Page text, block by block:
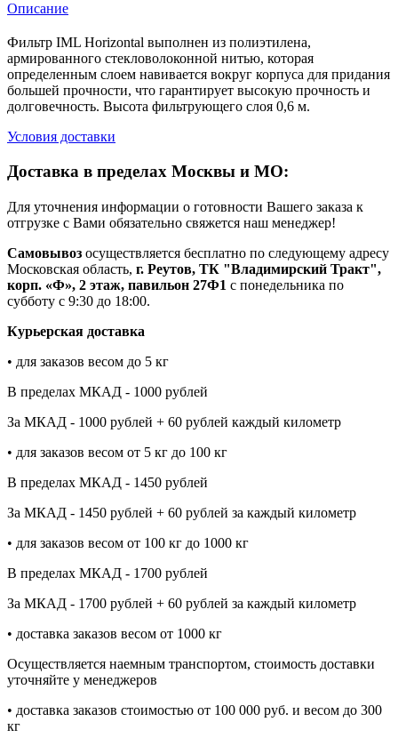
Описание
Фильтр IML Horizontal выполнен из полиэтилена,
армированного стекловолоконной нитью, которая
определенным слоем навивается вокруг корпуса для придания
большей прочности, что гарантирует высокую прочность и
долговечность. Высота фильтрующего слоя 0,6 м.
Условия доставки
Доставка в пределах Москвы и МО:
Для уточнения информации о готовности Вашего заказа к
отгрузке с Вами обязательно свяжется наш менеджер!
Самовывоз осуществляется бесплатно по следующему адресу
Московская область, г. Реутов, ТК "Владимирский Тракт",
корп. «Ф», 2 этаж, павильон 27Ф1 с понедельника по
субботу с 9:30 до 18:00.
Курьерская доставка
• для заказов весом до 5 кг
В пределах МКАД - 1000 рублей
За МКАД - 1000 рублей + 60 рублей каждый километр
• для заказов весом от 5 кг до 100 кг
В пределах МКАД - 1450 рублей
За МКАД - 1450 рублей + 60 рублей за каждый километр
• для заказов весом от 100 кг до 1000 кг
В пределах МКАД - 1700 рублей
За МКАД - 1700 рублей + 60 рублей за каждый километр
• доставка заказов весом от 1000 кг
Осуществляется наемным транспортом, стоимость доставки
уточняйте у менеджеров
• доставка заказов стоимостью от 100 000 руб. и весом до 300
кг